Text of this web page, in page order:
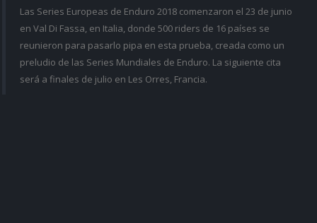
Las Series Europeas de Enduro 2018 comenzaron el 23 de junio
en Val Di Fassa, en Italia, donde 500 riders de 16 países se
reunieron para pasarlo pipa en esta prueba, creada como un
preludio de las Series Mundiales de Enduro. La siguiente cita
será a finales de julio en Les Orres, Francia.